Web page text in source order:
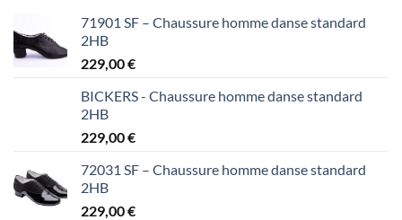
71901 SF – Chaussure homme danse standard
2HB
229,00€
BICKERS - Chaussure homme danse standard
2HB
229,00€
72031 SF – Chaussure homme danse standard
2HB
229,00€